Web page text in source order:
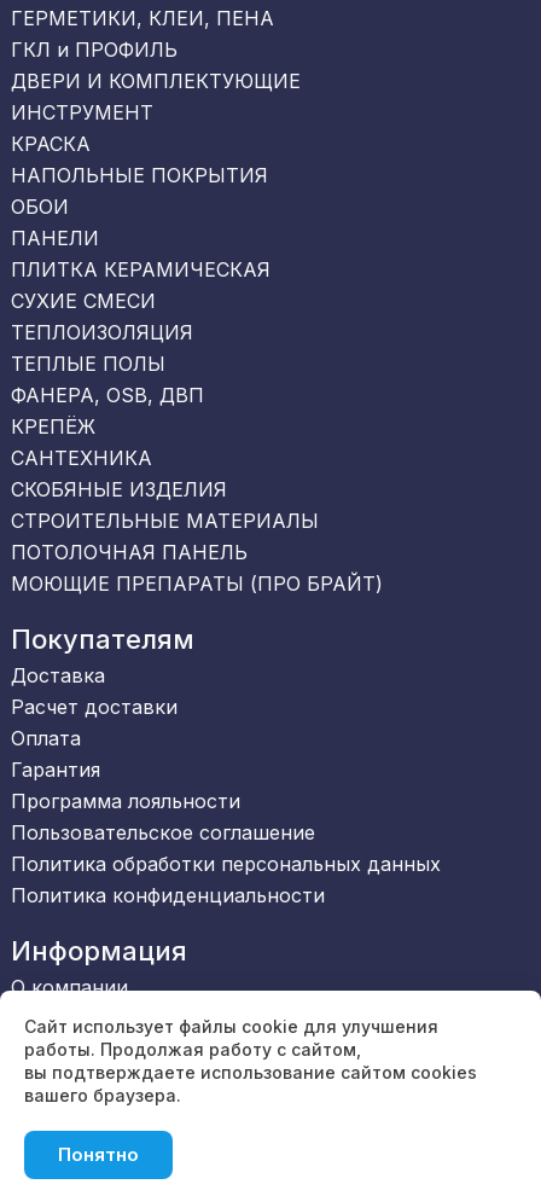
ГЕРМЕТИКИ, КЛЕИ, ПЕНА
ГКЛ и ПРОФИЛЬ
ДВЕРИ И КОМПЛЕКТУЮЩИЕ
ИНСТРУМЕНТ
КРАСКА
НАПОЛЬНЫЕ ПОКРЫТИЯ
ОБОИ
ПАНЕЛИ
ПЛИТКА КЕРАМИЧЕСКАЯ
СУХИЕ СМЕСИ
ТЕПЛОИЗОЛЯЦИЯ
ТЕПЛЫЕ ПОЛЫ
ФАНЕРА, OSB, ДВП
КРЕПЁЖ
САНТЕХНИКА
СКОБЯНЫЕ ИЗДЕЛИЯ
СТРОИТЕЛЬНЫЕ МАТЕРИАЛЫ
ПОТОЛОЧНАЯ ПАНЕЛЬ
МОЮЩИЕ ПРЕПАРАТЫ (ПРО БРАЙТ)
Покупателям
Доставка
Расчет доставки
Оплата
Гарантия
Программа лояльности
Пользовательское соглашение
Политика обработки персональных данных
Политика конфиденциальности
Информация
О компании
Сертификаты
Обратная связь
Вакансии
Отзывы
Сайт использует файлы cookie для улучшения
работы. Продолжая работу с сайтом,
вы подтверждаете использование сайтом cookies
вашего браузера.
Понятно